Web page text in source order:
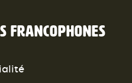
francophones